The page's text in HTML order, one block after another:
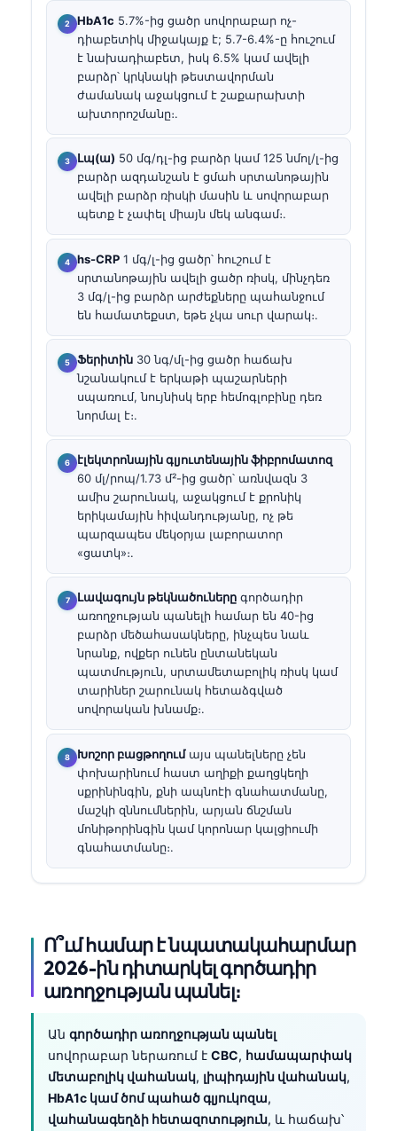
HbA1c 5.7%-ից ցածր սովորաբար ոչ-
դիաբետիկ միջակայք է; 5.7-6.4%-ը հուշում
է նախադիաբետ, իսկ 6.5% կամ ավելի
բարձր՝ կրկնակի թեստավորման
ժամանակ աջակցում է շաքարախտի
ախտորոշմանը։.
Լպ(ա) 50 մգ/դլ-ից բարձր կամ 125 նմոլ/լ-ից
բարձր ազդանշան է ցմահ սրտանոթային
ավելի բարձր ռիսկի մասին և սովորաբար
պետք է չափել միայն մեկ անգամ։.
hs-CRP 1 մգ/լ-ից ցածր՝ հուշում է
սրտանոթային ավելի ցածր ռիսկ, մինչդեռ
3 մգ/լ-ից բարձր արժեքները պահանջում
են համատեքստ, եթե չկա սուր վարակ։.
Ֆերիտին 30 նգ/մլ-ից ցածր հաճախ
նշանակում է երկաթի պաշարների
սպառում, նույնիսկ երբ հեմոգլոբինը դեռ
նորմալ է։.
էլեկտրոնային գլյուտենային ֆիբրոմատոզ
60 մլ/րոպ/1.73 մ²-ից ցածր՝ առնվազն 3
ամիս շարունակ, աջակցում է քրոնիկ
երիկամային հիվանդությանը, ոչ թե
պարզապես մեկօրյա լաբորատոր
«ցատկ»։.
Լավագույն թեկնածուները գործադիր
առողջության պանելի համար են 40-ից
բարձր մեծահասակները, ինչպես նաև
նրանք, ովքեր ունեն ընտանեկան
պատմություն, սրտամետաբոլիկ ռիսկ կամ
տարիներ շարունակ հետաձգված
սովորական խնամք։.
Խոշոր բացթողումայս պանելները չեն
փոխարինում հաստ աղիքի քաղցկեղի
սքրինինգին, քնի ապնոէի գնահատմանը,
մաշկի զննումներին, արյան ճնշման
մոնիթորինգին կամ կորոնար կալցիումի
գնահատմանը։.
Ո՞ւմ համար է նպատակահարմար
2026-ին դիտարկել գործադիր
առողջության պանել։
Ան գործադիր առողջության պանել
սովորաբար ներառում է CBC, համապարփակ
մետաբոլիկ վահանակ, լիպիդային վահանակ,
HbA1c կամ ծոմ պահած գլյուկոզա,
վահանագեղձի հետազոտություն, և հաճախ՝